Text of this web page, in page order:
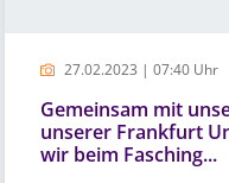
27.02.2023 | 07:40 Uhr
Gemeinsam mit
unserer Frankfurt
wir beim Fasching...